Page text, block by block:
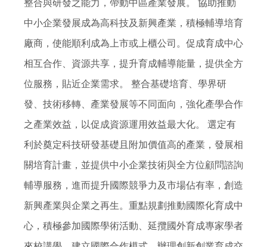
中小企業發展成為高科技及新興產業，積極輔導培育
廠商，使能順利成為上市或上櫃公司。促成育成中心
相互合作、資源共享，提升育成輔導能量，提供全方
位服務，貼近企業需求。 整合基礎培育、學界研
發、技術移轉、產業發展等不同面向，強化產學合作
之產業效益，以促成資源運用效益最大化。 選定有
利於奠定科技研發基礎且附加價值高的產業，發展相
關培育計畫，並提供中小企業技術與全方位顧問諮詢
輔導服務，進而提升國際競爭力及市場佔有率，創造
新興產業與企業之再生。重點規劃推動國際化育成中
心，積極參加國際學術活動、延攬國外育成專家學者